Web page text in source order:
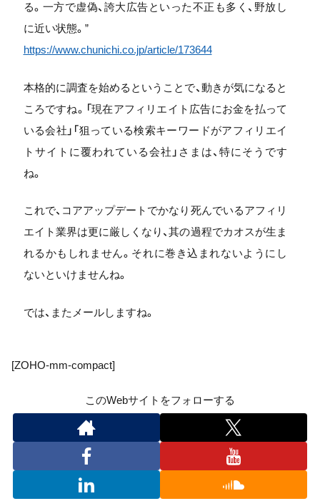
る。一方で虚偽、誇大広告といった不正も多く、野放し
に近い状態。”
https://www.chunichi.co.jp/article/173644
本格的に調査を始めるということで、動きが気になると
ころですね。「現在アフィリエイト広告にお金を払って
いる会社」「狙っている検索キーワードがアフィリエイ
トサイトに覆われている会社」さまは、特にそうです
ね。
これで、コアアップデートでかなり死んでいるアフィリ
エイト業界は更に厳しくなり、其の過程でカオスが生ま
れるかもしれません。それに巻き込まれないようにし
ないといけませんね。
では、またメールしますね。
[ZOHO-mm-compact]
このWebサイトをフォローする